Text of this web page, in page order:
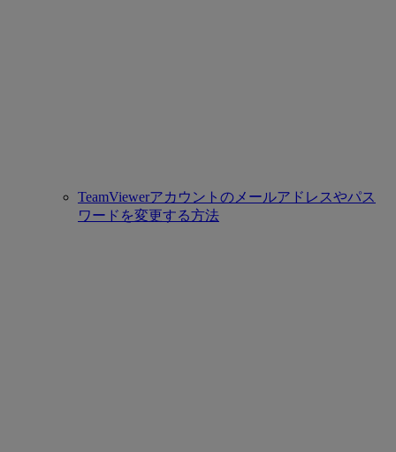
TeamViewerアカウントのメールアドレスやパス
ワードを変更する方法